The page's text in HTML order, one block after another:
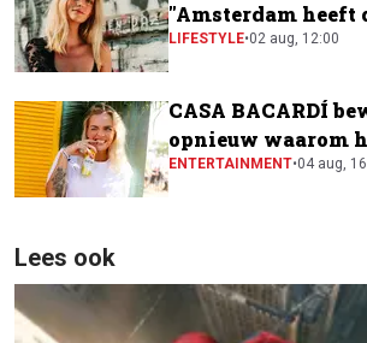
"Amsterdam heeft
festivalscene van
LIFESTYLE•02 aug, 12:00
CASA BACARDÍ
opnieuw waarom
festivalfavoriet is
ENTERTAINMENT•04 aug,
Lees ook